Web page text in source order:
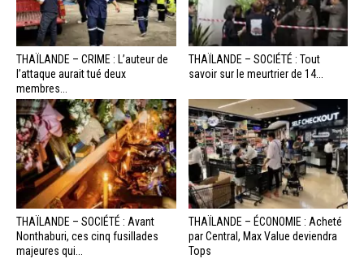
THAÏLANDE – CRIME : L’auteur de
l’attaque aurait tué deux
membres...
THAÏLANDE – SOCIÉTÉ : Tout
savoir sur le meurtrier de 14...
THAÏLANDE – SOCIÉTÉ : Avant
Nonthaburi, ces cinq fusillades
majeures qui...
THAÏLANDE – ÉCONOMIE : Acheté
par Central, Max Value deviendra
Tops